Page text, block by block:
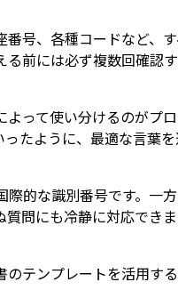
号、各種コードなど、
前には必ず複数回確認
よって使い分けるのが
たように、最適な言葉
的な識別番号です。一
問にも冷静に対応でき
テンプレートを活用す
録